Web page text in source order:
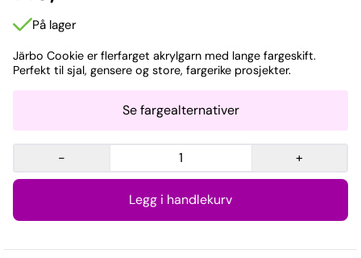
På lager
Järbo Cookie er flerfarget akrylgarn med lange fargeskift.
Perfekt til sjal, gensere og store, fargerike prosjekter.
Se fargealternativer
- +